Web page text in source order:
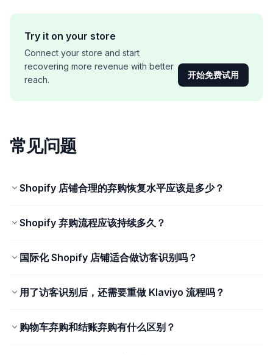
Try it on your store
Connect your store and start
recovering more revenue with better
reach.
开始免费试用
常见问题
Shopify 店铺合理的弃购恢复水平应该是多少？
Shopify 弃购流程应该持续多久？
国际化 Shopify 店铺适合做访客识别吗？
用了访客识别后，还需要重做 Klaviyo 流程吗？
购物车弃购和结账弃购有什么区别？